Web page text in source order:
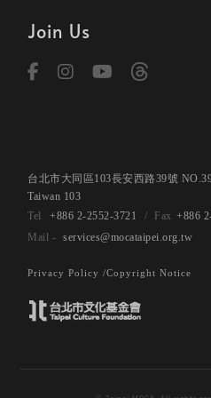
Join Us
台北市大同區103長安西路39號
Taiwan 103
+886 2-2552-3721
+886
services@mocataipei.org.tw
Privacy Policy /Copyright Notice